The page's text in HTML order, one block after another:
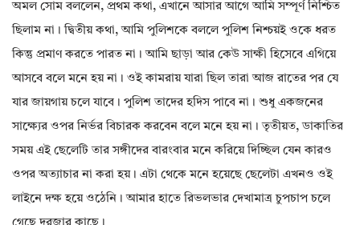
অমল সোম বললেন, প্রথম কথা, এখানে আসার আগে আমি সম্পূর্ণ নিশ্চিত
ছিলাম না। দ্বিতীয় কথা, আমি পুলিশকে বললে পুলিশ নিশ্চয়ই ওকে ধরত
কিন্তু প্রমাণ করতে পারত না। আমি ছাড়া আর কেউ সাক্ষী হিসেবে এগিয়ে
আসবে বলে মনে হয় না। ওই কামরায় যারা ছিল তারা আজ রাতের পর যে
যার জায়গায় চলে যাবে। পুলিশ তাদের হদিস পাবে না। শুধু একজনের
সাক্ষ্যের ওপর নির্ভর বিচারক করবেন বলে মনে হয় না। তৃতীয়ত, ডাকাতির
সময় এই ছেলেটি তার সঙ্গীদের বারংবার মনে করিয়ে দিচ্ছিল যেন কারও
ওপর অত্যাচার না করা হয়। এটা থেকে মনে হয়েছে ছেলেটা এখনও ওই
লাইনে দক্ষ হয়ে ওঠেনি। আমার হাতে রিভলভার দেখামাত্র চুপচাপ চলে